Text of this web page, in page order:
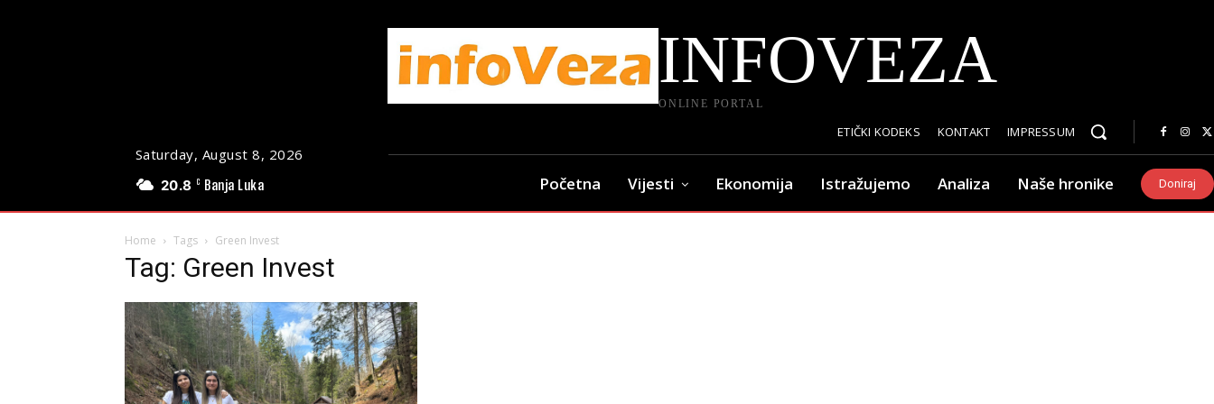
Saturday, August 8, 2026
20.8 C Banja Luka
INFOVEZA
ONLINE PORTAL
ETIČKI KODEKS KONTAKT IMPRESSUM
Početna Vijesti Ekonomija Istražujemo Analiza Naše hronike Doniraj
Home Tags Green Invest
Tag: Green Invest